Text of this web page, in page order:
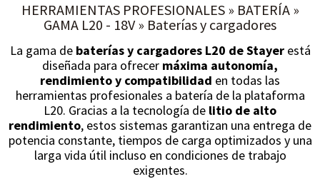
HERRAMIENTAS PROFESIONALES» BATERÍA»
GAMA L20 - 18V» Baterías y cargadores
La gama de baterías y cargadores L20 de Stayerestá
diseñada para ofrecer máxima autonomía,
rendimiento y compatibilidad en todas las
herramientas profesionales a batería de la plataforma
L20. Gracias a la tecnología de litio de alto
rendimiento, estos sistemas garantizan una entrega de
potencia constante, tiempos de carga optimizados y una
larga vida útil incluso en condiciones de trabajo
exigentes.